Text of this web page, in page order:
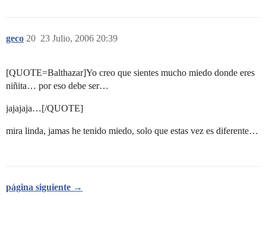
geco 23 Julio, 2006 20:39
20
[QUOTE=Balthazar]Yo creo que sientes mucho miedo donde eres
niñita… por eso debe ser…
jajajaja…[/QUOTE]
mira linda, jamas he tenido miedo, solo que estas vez es diferente…
página siguiente →